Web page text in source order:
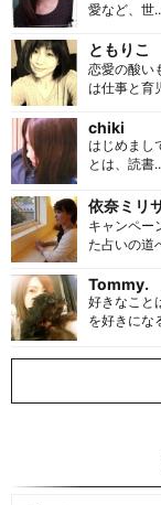
愛など、世
ともりこ
恋愛の酸い
は仕事と育
chiki
はじめまし
とは、読書
依奈ミリ
キャンペー
た占いの道
Tommy.
好きなこと
を好きにな